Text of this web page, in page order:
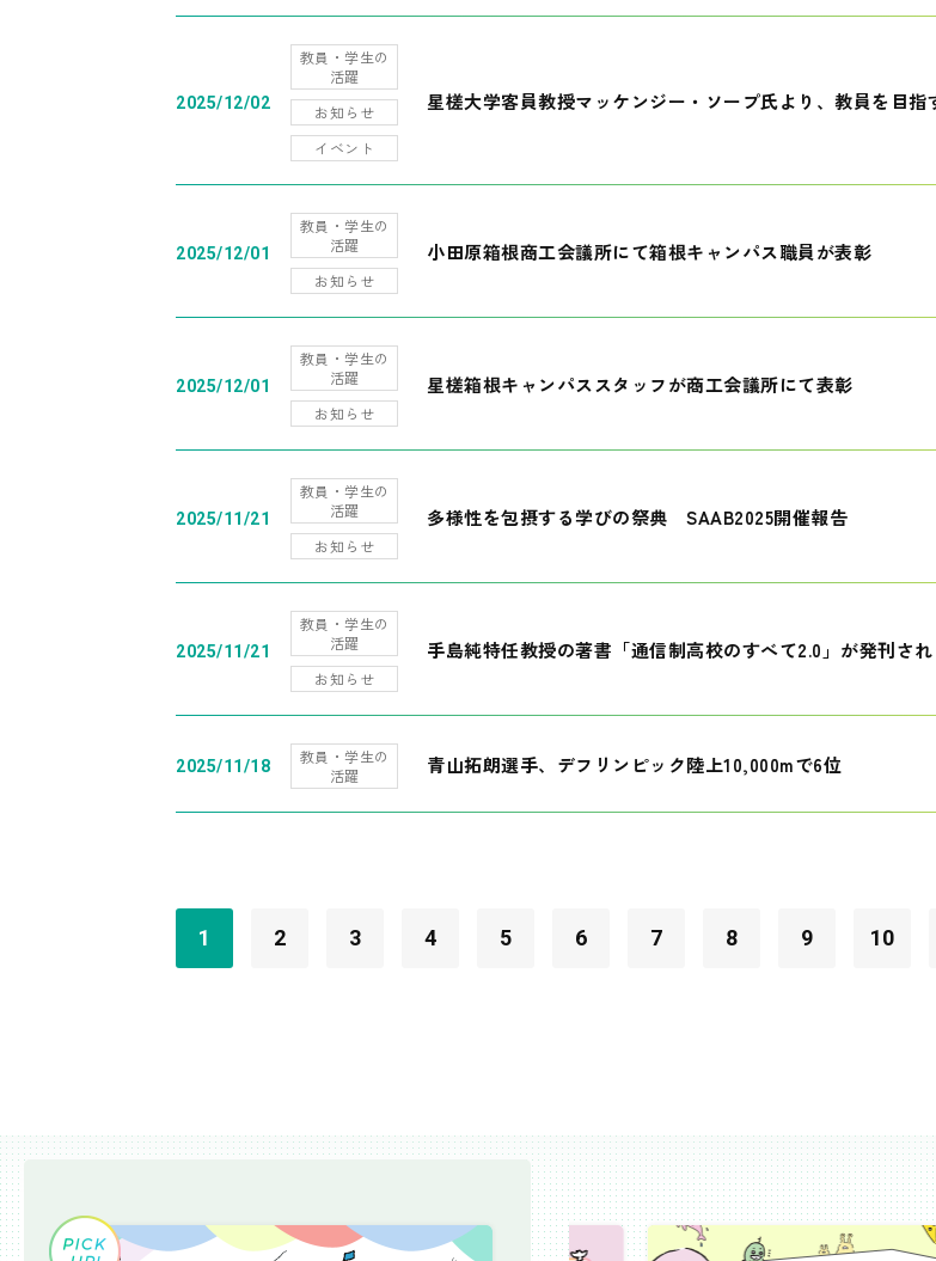
2025/12/02
教員・学生の
活躍
お知らせ
イベント
星槎大学客員教授マッケンジー・ソープ氏より、教員を目
2025/12/01
教員・学生の
活躍
お知らせ
小田原箱根商工会議所にて箱根キャンパス職員が表彰
2025/12/01
教員・学生の
活躍
お知らせ
星槎箱根キャンパススタッフが商工会議所にて表彰
2025/11/21
教員・学生の
活躍
お知らせ
多様性を包摂する学びの祭典 SAAB2025開催報告
2025/11/21
教員・学生の
活躍
お知らせ
手島純特任教授の著書「通信制高校のすべて2.0」が発刊さ
2025/11/18
教員・学生の
活躍
青山拓朗選手、デフリンピック陸上10,000mで6位
1 2 3 4 5 6 7 8 9 10